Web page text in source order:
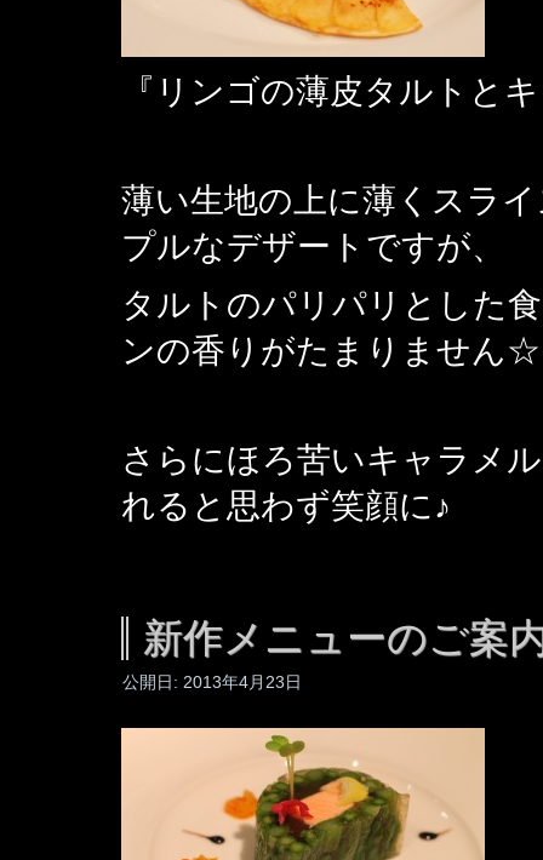
『リンゴの薄皮タルトと
薄い生地の上に薄くスラ
プルなデザートですが、
タルトのパリパリとした
ンの香りがたまりません☆
さらにほろ苦いキャラメ
れると思わず笑顔に♪
新作メニューのご案
公開日: 2013年4月23日